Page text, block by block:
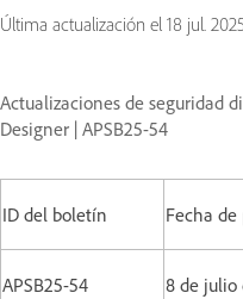
Última actualización el 18 jul.
Actualizaciones de seguridad
Designer | APSB25-54
ID del boletín Fecha
APSB25-54 8 de julio